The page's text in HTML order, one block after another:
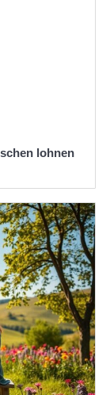
lohnen